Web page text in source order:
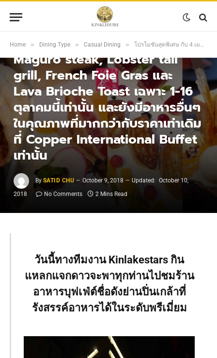
Home » Dining Type » Casual Dining » โปรโมชั่นสุดพิเศษ กับ 4 เมนูพรีเมี่ยมให้ไปรับประทานกันฟรีๆ ทั้ง Maguro steak, Lobster tail grill, French Foie Gras และ Lava Brioche Toast เฉพาะ 1-16 ตุลาคมนี้เท่านั้น และยังมีอาหารอื่นๆในคุณภาพที่มากกว่ากับราคาเท่าเดิม ที่ Copper International Buffet เท่านั้น
โปรโมชั่นสุดพิเศษ กับ 4 เมนูพรีเมี่
ยมให้ไปรับประทานกันฟรีๆ ทั้ง
Maguro steak, Lobster tail
grill, French Foie Gras และ
Lava Brioche Toast เฉพาะ 1-16
ตุลาคมนี้เท่านั้น และยังมีอาหารอื่นๆ
ในคุณภาพที่มากกว่ากับราคาเท่าเดิม
ที่ Copper International Buffet
เท่านั้น
By SATID CHU October 9, 2018 Updated: October 10,
2018
No Comments 2 Mins Read
วันนี้ทางทีมงาน Kinlakestars กิน
แหลกแจกดาวจะพาทุกท่านไปชมร้าน
อาหารบุฟเฟ่ต์ชื่อดังย่านปิ่นเกล้าที่
รังสรรค์อาหารได้ในระดับพรีเมี่ยม